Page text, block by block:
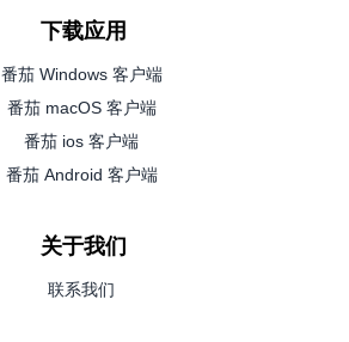
下载应用
番茄 Windows 客户端
番茄 macOS 客户端
番茄 ios 客户端
番茄 Android 客户端
关于我们
联系我们